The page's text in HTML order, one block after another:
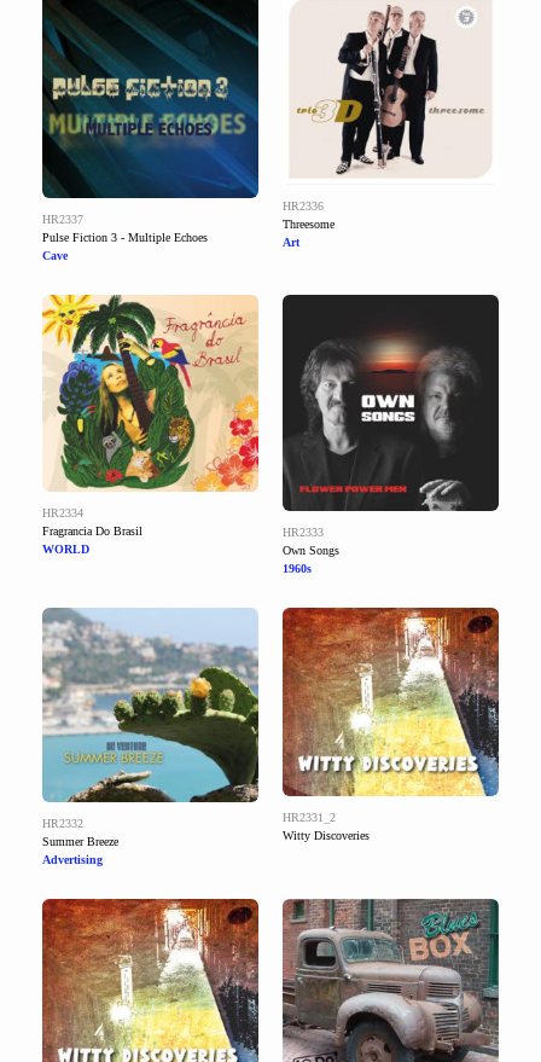
HR2337
Pulse Fiction 3 - Multiple Echoes
Cave
HR2336
Threesome
Art
HR2334
Fragrancia Do Brasil
WORLD
HR2333
Own Songs
1960s
HR2332
Summer Breeze
Advertising
HR2331_2
Witty Discoveries